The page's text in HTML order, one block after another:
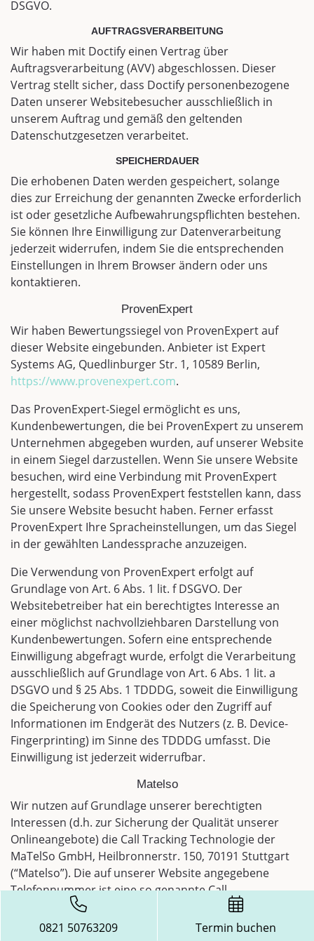
DSGVO.
AUFTRAGSVERARBEITUNG
Wir haben mit Doctify einen Vertrag über
Auftragsverarbeitung (AVV) abgeschlossen. Dieser
Vertrag stellt sicher, dass Doctify personenbezogene
Daten unserer Websitebesucher ausschließlich in
unserem Auftrag und gemäß den geltenden
Datenschutzgesetzen verarbeitet.
SPEICHERDAUER
Die erhobenen Daten werden gespeichert, solange
dies zur Erreichung der genannten Zwecke erforderlich
ist oder gesetzliche Aufbewahrungspflichten bestehen.
Sie können Ihre Einwilligung zur Datenverarbeitung
jederzeit widerrufen, indem Sie die entsprechenden
Einstellungen in Ihrem Browser ändern oder uns
kontaktieren.
ProvenExpert
Wir haben Bewertungssiegel von ProvenExpert auf
dieser Website eingebunden. Anbieter ist Expert
Systems AG, Quedlinburger Str. 1, 10589 Berlin,
https://www.provenexpert.com.
Das ProvenExpert-Siegel ermöglicht es uns,
Kundenbewertungen, die bei ProvenExpert zu unserem
Unternehmen abgegeben wurden, auf unserer Website
in einem Siegel darzustellen. Wenn Sie unsere Website
besuchen, wird eine Verbindung mit ProvenExpert
hergestellt, sodass ProvenExpert feststellen kann, dass
Sie unsere Website besucht haben. Ferner erfasst
ProvenExpert Ihre Spracheinstellungen, um das Siegel
in der gewählten Landessprache anzuzeigen.
Die Verwendung von ProvenExpert erfolgt auf
Grundlage von Art. 6 Abs. 1 lit. f DSGVO. Der
Websitebetreiber hat ein berechtigtes Interesse an
einer möglichst nachvollziehbaren Darstellung von
Kundenbewertungen. Sofern eine entsprechende
Einwilligung abgefragt wurde, erfolgt die Verarbeitung
ausschließlich auf Grundlage von Art. 6 Abs. 1 lit. a
DSGVO und § 25 Abs. 1 TDDDG, soweit die Einwilligung
die Speicherung von Cookies oder den Zugriff auf
Informationen im Endgerät des Nutzers (z. B. Device-
Fingerprinting) im Sinne des TDDDG umfasst. Die
Einwilligung ist jederzeit widerrufbar.
Matelso
Wir nutzen auf Grundlage unserer berechtigten
Interessen (d.h. zur Sicherung der Qualität unserer
Onlineangebote) die Call Tracking Technologie der
MaTelSo GmbH, Heilbronnerstr. 150, 70191 Stuttgart
(“Matelso”). Die auf unserer Website angegebene
Telefonnummer ist eine so genannte Call-
Trackingnummer, bei der Uhrzeit, Datum,
Anrufannahme und Dauer des Anrufes sowie die
0821 50763209 Termin buchen